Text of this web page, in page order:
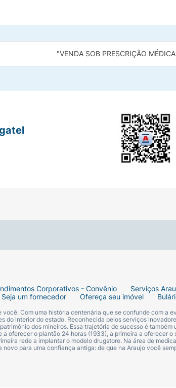
"VENDA SOB PRESCRIÇÃO
Corporativos - Convênio Serviços
Seja um fornecedor Ofereça seu imóvel
Com uma história centenária que se confunde com a
do interior do estado. Reconhecida pelos serviços
dos mineiros. Essa trajetória de sucesso é também
oferecer o plantão 24 horas (1933), a primeira a oferecer
rede a implantar o modelo drugstore. Na área de
novo para uma confiança antiga: de que na Araujo você